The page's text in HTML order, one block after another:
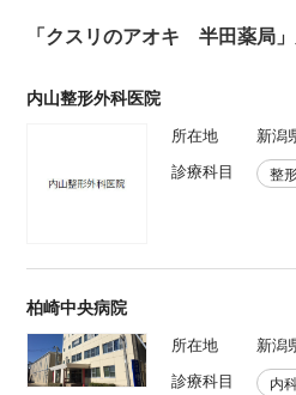
「クスリのアオキ 半田薬局
内山整形外科医院
所在地
新潟
診療科目
整
柏崎中央病院
所在地
新潟
診療科目
内